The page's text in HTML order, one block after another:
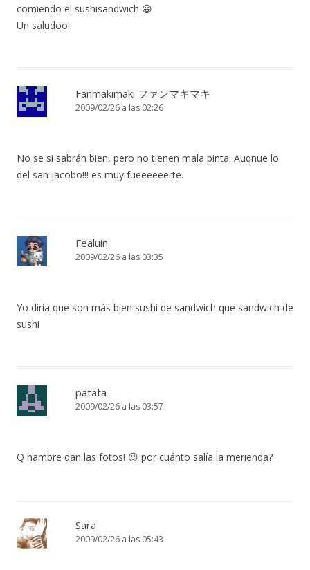
comiendo el sushisandwich 😀
Un saludoo!
Fanmakimaki ファンマキマキ
2009/02/26 a las 02:26
No se si sabrán bien, pero no tienen mala pinta. Auqnue lo
del san jacobo!!! es muy fueeeeeerte.
Fealuin
2009/02/26 a las 03:35
Yo diría que son más bien sushi de sandwich que sandwich de
sushi
patata
2009/02/26 a las 03:57
Q hambre dan las fotos! 😉 por cuánto salía la merienda?
Sara
2009/02/26 a las 05:43